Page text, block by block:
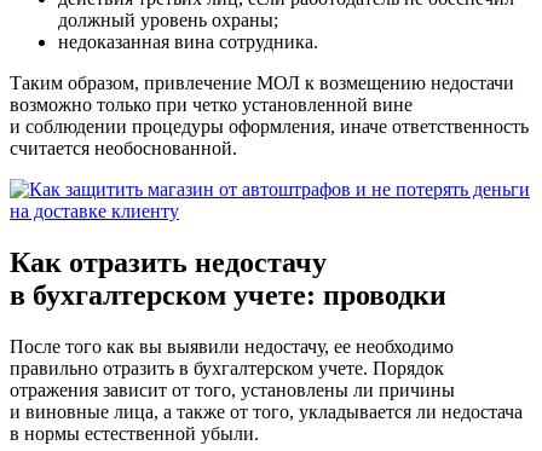
должный уровень охраны;
недоказанная вина сотрудника.
Таким образом, привлечение МОЛ к возмещению недостачи
возможно только при четко установленной вине
и соблюдении процедуры оформления, иначе ответственность
считается необоснованной.
Как отразить недостачу
в бухгалтерском учете: проводки
После того как вы выявили недостачу, ее необходимо
правильно отразить в бухгалтерском учете. Порядок
отражения зависит от того, установлены ли причины
и виновные лица, а также от того, укладывается ли недостача
в нормы естественной убыли.